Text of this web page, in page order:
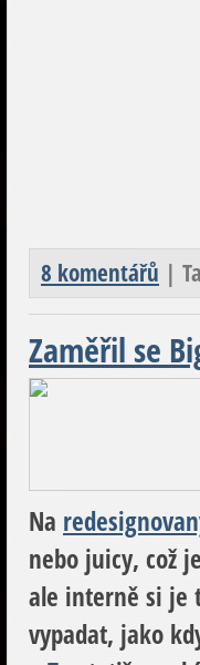
8 komentářů |
Zaměřil se
Na
nebo juicy, což
ale interně si je
vypadat, jako